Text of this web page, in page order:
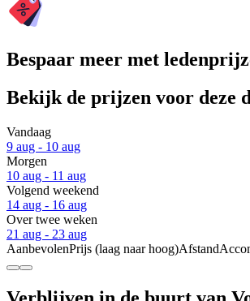
Bespaar meer met
Bekijk de prijzen voor deze
Vandaag
9 aug - 10 aug
Morgen
10 aug - 11 aug
Volgend weekend
14 aug - 16 aug
Over twee weken
21 aug - 23 aug
AanbevolenPrijs (laag naar hoog)Afstand